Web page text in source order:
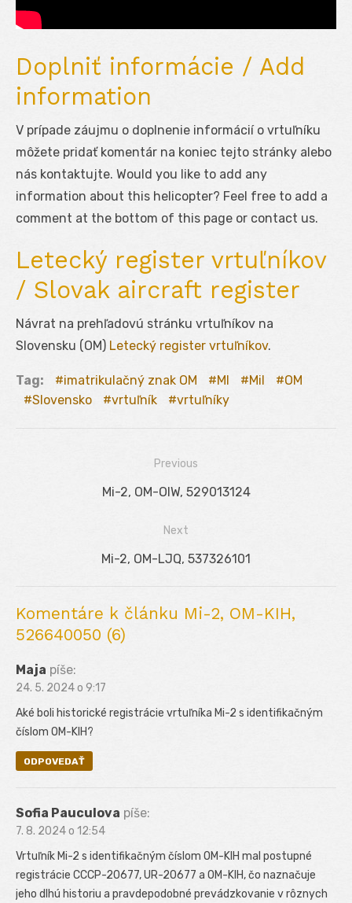
Doplniť informácie / Add
information
V prípade záujmu o doplnenie informácií o vrtuľníku
môžete pridať komentár na koniec tejto stránky alebo
nás kontaktujte. Would you like to add any
information about this helicopter? Feel free to add a
comment at the bottom of this page or contact us.
Letecký register vrtuľníkov
/ Slovak aircraft register
Návrat na prehľadovú stránku vrtuľníkov na
Slovensku (OM) Letecký register vrtuľníkov.
Tag: imatrikulačný znak OM MI Mil
OM
Slovensko
vrtuľník vrtuľníky
Navigácia
Previous
Previous
Mi-2, OM-OIW, 529013124
Next
Next
Mi-2, OM-LJQ, 537326101
Komentáre k článku Mi-2, OM-KIH,
526640050 (6)
Maja píše:
24. 5. 2024 o 9:17
Aké boli historické registrácie vrtuľníka Mi-2 s identifikačným
číslom OM-KIH?
ODPOVEDAŤ
Sofia Pauculova píše:
7. 8. 2024 o 12:54
Vrtuľník Mi-2 s identifikačným číslom OM-KIH mal postupné
registrácie CCCP-20677, UR-20677 a OM-KIH, čo naznačuje
jeho dlhú historiu a pravdepodobné prevádzkovanie v rôznych